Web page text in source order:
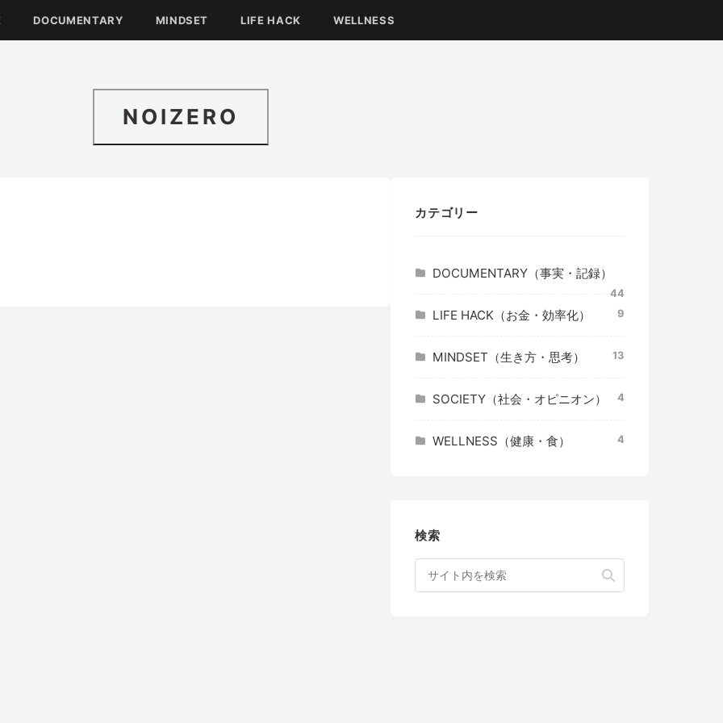
DOCUMENTARY MINDSET LIFE HACK WELLNESS
NOIZERO
カテゴリー
DOCUMENTARY（事実・記録）
44
LIFE HACK（お金・効率化） 9
MINDSET（生き方・思考） 13
SOCIETY（社会・オピニオン） 4
WELLNESS（健康・食） 4
検索